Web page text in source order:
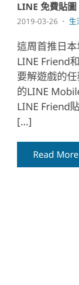
LINE 免費貼
2019-03-26 生
這周首推日
LINE Friend
要解遊戲的
的LINE
LINE Friend
[…]
Read More